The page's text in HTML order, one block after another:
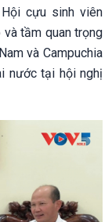
cựu sinh viên
tầm quan trọng
và Campuchia
nước tại hội nghị